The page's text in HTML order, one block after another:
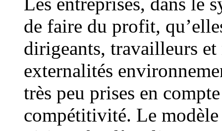
de faire du profit,
dirigeants, travailleurs et
externalités
très peu prises en
compétitivité. Le modèle